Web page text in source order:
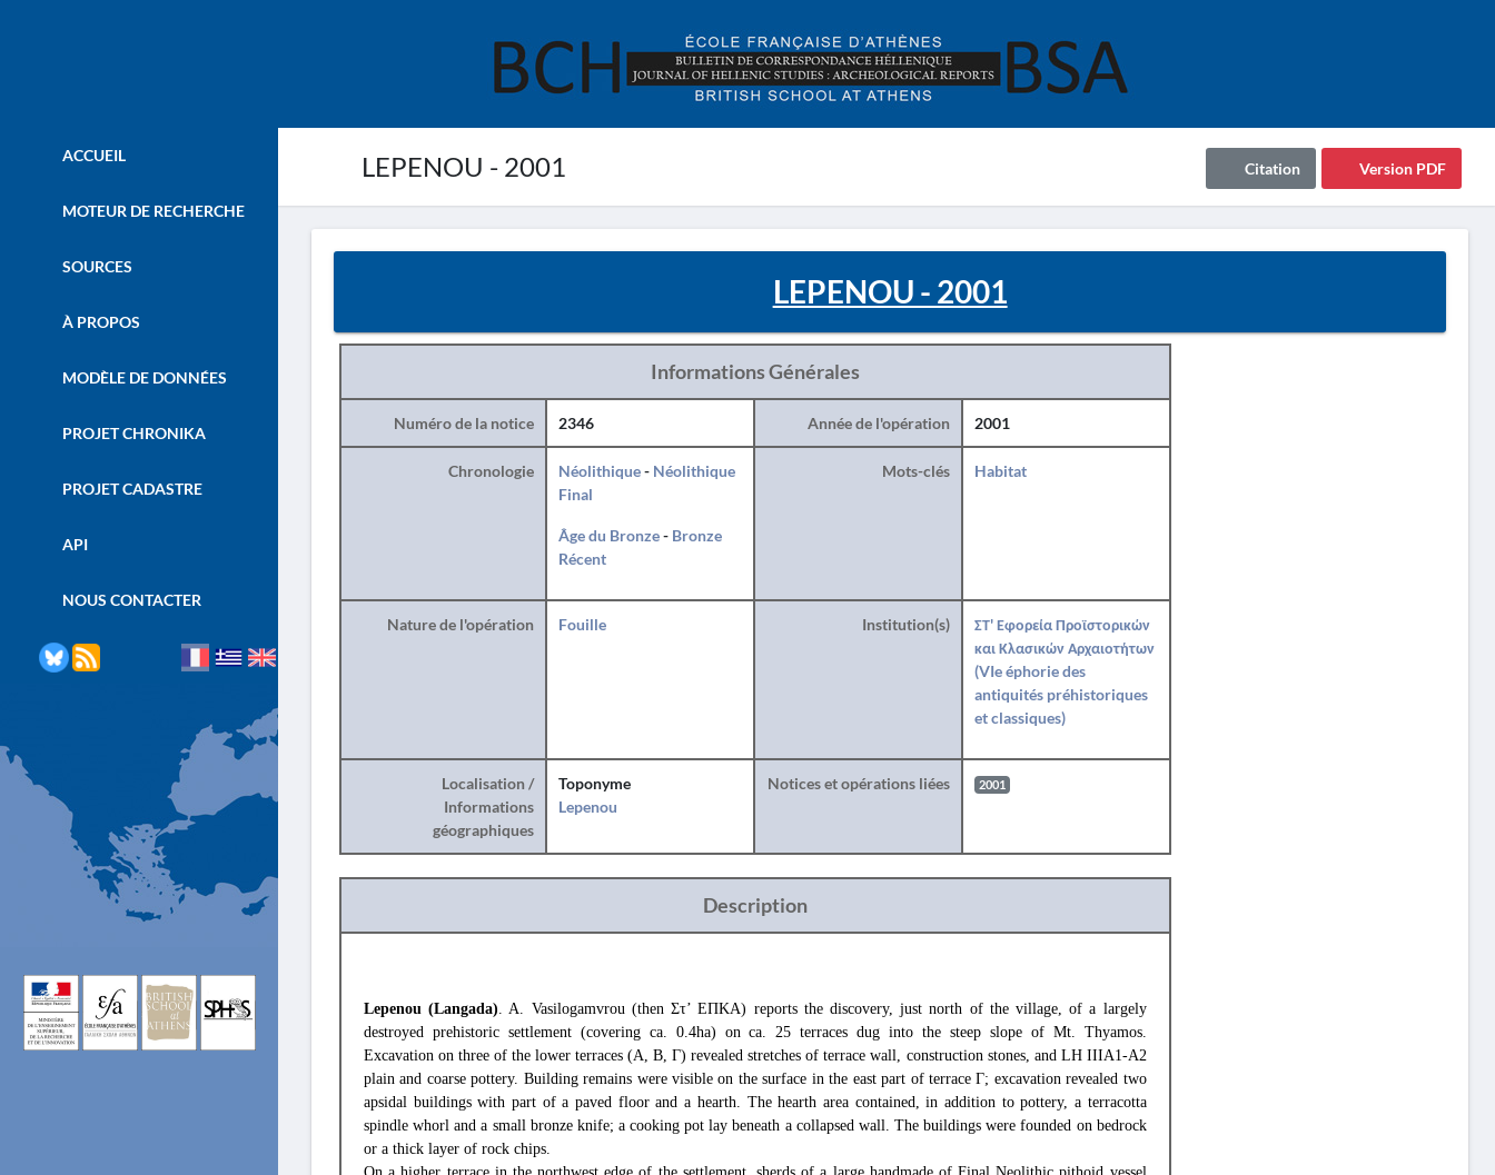
LEPENOU - 2001 Version PDF
Citation
ACCUEIL
MOTEUR DE RECHERCHE
SOURCES
À PROPOS
MODÈLE DE DONNÉES
PROJET CHRONIKA
PROJET CADASTRE
API
NOUS CONTACTER
LEPENOU - 2001
Informations Générales
Numéro de la notice 2346 Année de l'opération 2001
Chronologie Néolithique- Néolithique
Final
Âge du Bronze- Bronze
Récent
Mots-clés Habitat
Nature de l'opération Fouille Institution(s)
ΣΤ' Εφορεία Προϊστορικών
και Κλασικών Αρχαιοτήτων
(VIe éphorie des
antiquités préhistoriques
et classiques)
Localisation /
Informations
géographiques
Toponyme
Lepenou
Notices et opérations liées 2001
Description
Lepenou (Langada). A. Vasilogamvrou (then Στ’ ΕΠΚΑ) reports the discovery, just north of the village, of a largely
destroyed prehistoric settlement (covering ca. 0.4ha) on ca. 25 terraces dug into the steep slope of Mt. Thyamos.
Excavation on three of the lower terraces (A, B, Γ) revealed stretches of terrace wall, construction stones, and LH IIIA1-A2
plain and coarse pottery. Building remains were visible on the surface in the east part of terrace Γ; excavation revealed two
apsidal buildings with part of a paved floor and a hearth. The hearth area contained, in addition to pottery, a terracotta
spindle whorl and a small bronze knife; a cooking pot lay beneath a collapsed wall. The buildings were founded on bedrock
or a thick layer of rock chips.